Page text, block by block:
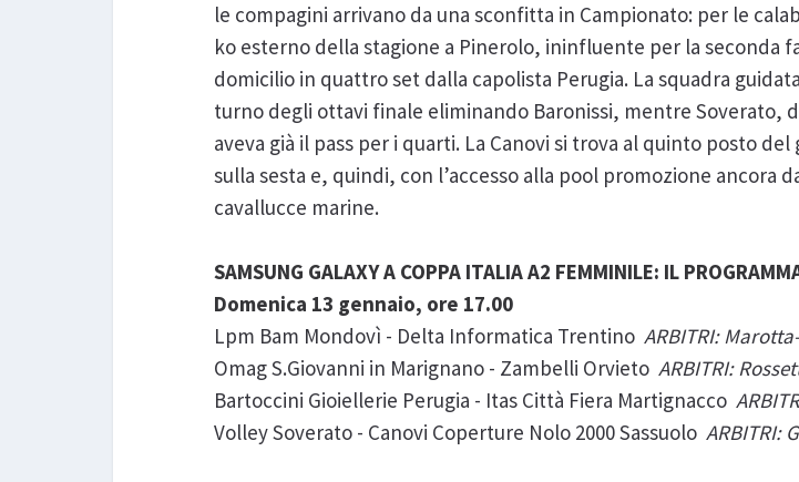
le compagini arrivano da una sconfitta in Campionato: per le
ko esterno della stagione a Pinerolo, ininfluente per la seconda
domicilio in quattro set dalla capolista Perugia. La squadra
turno degli ottavi finale eliminando Baronissi, mentre Soverato,
aveva già il pass per i quarti. La Canovi si trova al quinto posto
sulla sesta e, quindi, con l’accesso alla pool promozione ancora
cavallucce marine.
SAMSUNG GALAXY A COPPA ITALIA A2 FEMMINILE: IL
Domenica 13 gennaio, ore 17.00
Lpm Bam Mondovì - Delta Informatica TrentinoARBITRI:
Omag S.Giovanni in Marignano - Zambelli OrvietoARBITRI:
Bartoccini Gioiellerie Perugia - Itas Città Fiera Martignacco
Volley Soverato - Canovi Coperture Nolo 2000 SassuoloARBITRI: